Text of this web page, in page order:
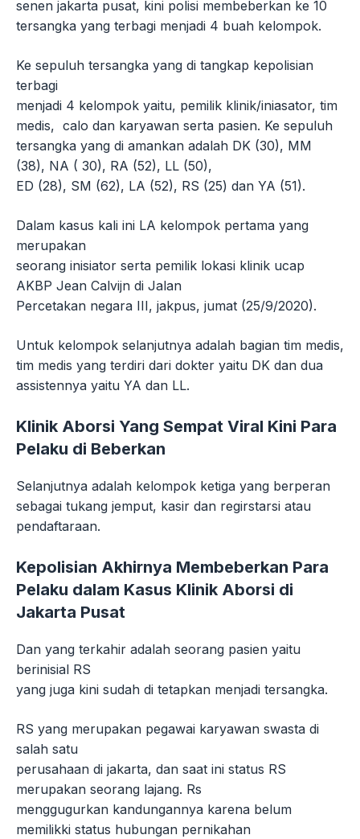
senen jakarta pusat, kini polisi membeberkan ke 10
tersangka yang terbagi menjadi 4 buah kelompok.
Ke sepuluh tersangka yang di tangkap kepolisian
terbagi
menjadi 4 kelompok yaitu, pemilik klinik/iniasator, tim
medis, calo dan karyawan serta pasien. Ke sepuluh
tersangka yang di amankan adalah DK (30), MM
(38), NA ( 30), RA (52), LL (50),
ED (28), SM (62), LA (52), RS (25) dan YA (51).
Dalam kasus kali ini LA kelompok pertama yang
merupakan
seorang inisiator serta pemilik lokasi klinik ucap
AKBP Jean Calvijn di Jalan
Percetakan negara III, jakpus, jumat (25/9/2020).
Untuk kelompok selanjutnya adalah bagian tim medis,
tim medis yang terdiri dari dokter yaitu DK dan dua
assistennya yaitu YA dan LL.
Klinik Aborsi Yang Sempat Viral Kini Para
Pelaku di Beberkan
Selanjutnya adalah kelompok ketiga yang berperan
sebagai tukang jemput, kasir dan regirstarsi atau
pendaftaraan.
Kepolisian Akhirnya Membeberkan Para
Pelaku dalam Kasus Klinik Aborsi di
Jakarta Pusat
Dan yang terkahir adalah seorang pasien yaitu
berinisial RS
yang juga kini sudah di tetapkan menjadi tersangka.
RS yang merupakan pegawai karyawan swasta di
salah satu
perusahaan di jakarta, dan saat ini status RS
merupakan seorang lajang. Rs
menggugurkan kandungannya karena belum
memilikki status hubungan pernikahan